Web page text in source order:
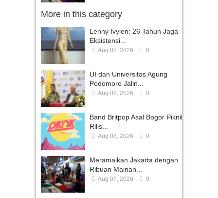
More in this category
Lenny Ivylen: 26 Tahun Jaga
Eksistensi...
Aug 08, 2026 0
UI dan Universitas Agung
Podomoro Jalin...
Aug 08, 2026 0
Band Britpop Asal Bogor Piknik
Rilis...
Aug 08, 2026 0
Meramaikan Jakarta dengan
Ribuan Mainan...
Aug 07, 2026 0